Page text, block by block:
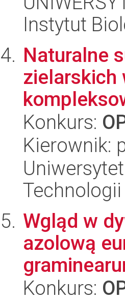
Instytut
Naturalne
zielarskich
Konkurs:
Kierownik:
Wgląd w
azolową
Konkurs: